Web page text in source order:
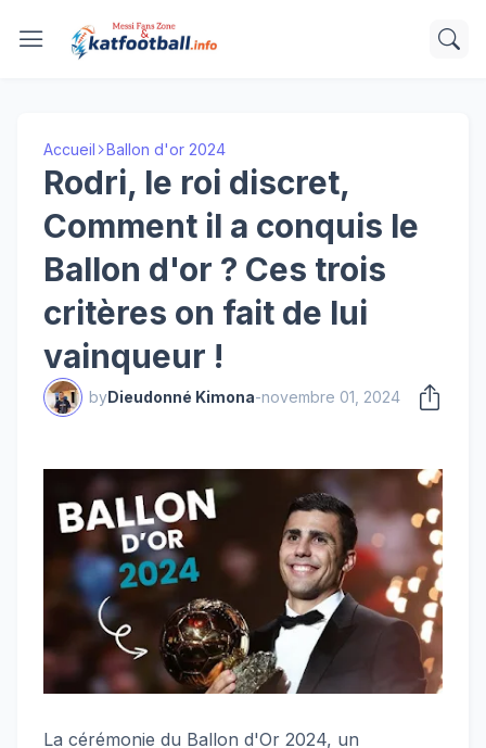
Accueil Ballon d'or 2024
Rodri, le roi discret,
Comment il a conquis le
Ballon d'or ? Ces trois
critères on fait de lui
vainqueur !
byDieudonné Kimona-novembre 01, 2024
La cérémonie du Ballon d'Or 2024, un